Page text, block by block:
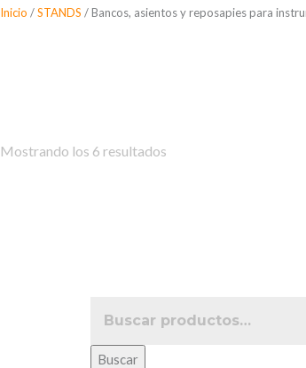
Saltar
Inicio /STANDS / Bancos, asientos y reposapies para
Mostrando los 6 resultados
Buscar